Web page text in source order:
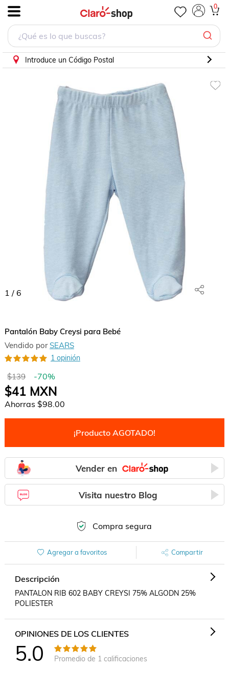
0
Introduce un Código Postal
1 / 6
Pantalón Baby Creysi para Bebé
Vendido por SEARS
1 opinión
$139 -70%
$41MXN
Ahorras $98.00
¡Producto AGOTADO!
Vender en
Visita nuestro Blog
Compra segura
Agregar a favoritos Compartir
Descripción
PANTALON RIB 602 BABY CREYSI 75% ALGODN 25%
POLIESTER
OPINIONES DE LOS CLIENTES
5.0 Promedio de 1 calificaciones